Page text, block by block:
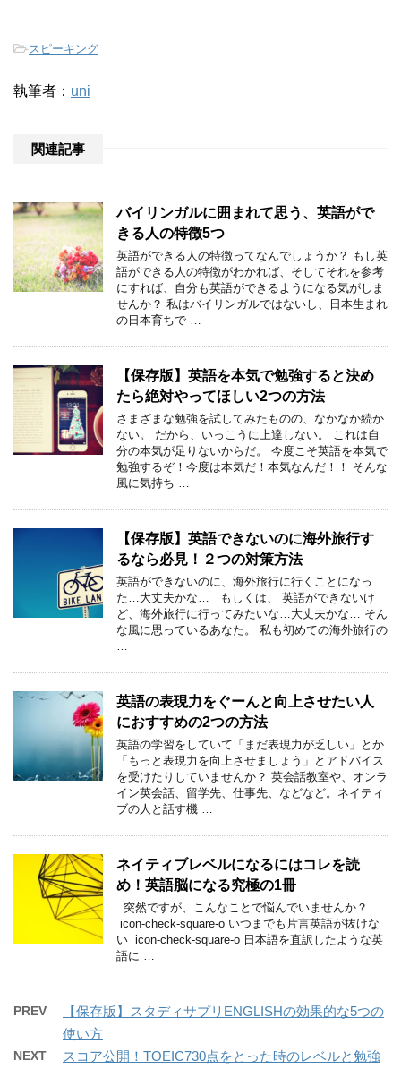
-スピーキング
執筆者： uni
関連記事
バイリンガルに囲まれて思う、英語がで
きる人の特徴5つ
英語ができる人の特徴ってなんでしょうか？ もし英
語ができる人の特徴がわかれば、そしてそれを参考
にすれば、自分も英語ができるようになる気がしま
せんか？ 私はバイリンガルではないし、日本生まれ
の日本育ちで …
【保存版】英語を本気で勉強すると決め
たら絶対やってほしい2つの方法
さまざまな勉強を試してみたものの、なかなか続か
ない。 だから、いっこうに上達しない。 これは自
分の本気が足りないからだ。 今度こそ英語を本気で
勉強するぞ！今度は本気だ！本気なんだ！！ そんな
風に気持ち …
【保存版】英語できないのに海外旅行す
るなら必見！２つの対策方法
英語ができないのに、海外旅行に行くことになっ
た…大丈夫かな… もしくは、 英語ができないけ
ど、海外旅行に行ってみたいな…大丈夫かな… そん
な風に思っているあなた。 私も初めての海外旅行の
英語の表現力をぐーんと向上させたい人
におすすめの2つの方法
英語の学習をしていて「まだ表現力が乏しい」とか
「もっと表現力を向上させましょう」とアドバイス
を受けたりしていませんか？ 英会話教室や、オンラ
イン英会話、留学先、仕事先、などなど。ネイティ
ブの人と話す機 …
ネイティブレベルになるにはコレを読
め！英語脳になる究極の1冊
突然ですが、こんなことで悩んでいませんか？
icon-check-square-o いつまでも片言英語が抜けな
い icon-check-square-o 日本語を直訳したような英
語に …
PREV
【保存版】スタディサプリENGLISHの効果的な5つの
使い方
NEXT
スコア公開！TOEIC730点をとった時のレベルと勉強